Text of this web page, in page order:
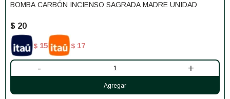
BOMBA CARBÓN INCIENSO SAGRADA MADRE UNIDAD
$ 20
$ 15 $ 17
- +